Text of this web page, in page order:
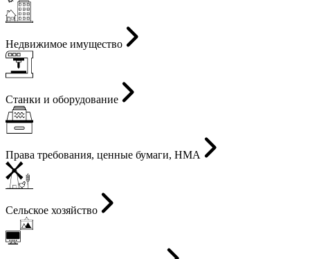
Недвижимое имущество
Станки и оборудование
Права требования, ценные бумаги, НМА
Сельское хозяйство